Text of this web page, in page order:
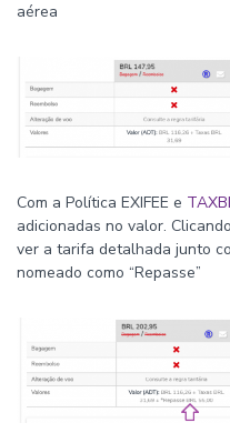
aérea
Com a Política EXIFEE e
adicionadas no valor.
ver a tarifa detalhada junto
nomeado como “Repasse”